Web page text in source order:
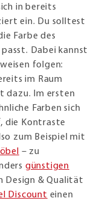
in bereits
ein. Du solltest
Farbe des
Dabei kannst
folgen:
im Raum
dazu. Im ersten
Farben sich
die Kontraste
zum Beispiel mit
– zu
günstigen
Design & Qualität
Discount einen